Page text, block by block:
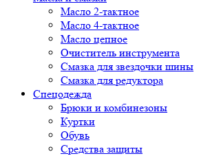
Масло 2-тактное
Масло 4-тактное
Масло цепное
Очиститель инструмента
Смазка для звездочки шины
Смазка для редуктора
Спецодежда
Брюки и комбинезоны
Куртки
Обувь
Средства защиты